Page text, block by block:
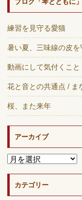
練習を見守る愛猫
暑い夏、三味線の皮を
動画にして気付くこ
花と音との共通点 / ま
桜、また来年
アーカイブ
カテゴリー